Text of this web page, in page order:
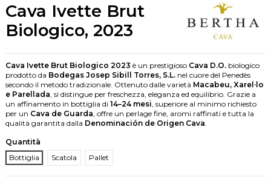
Cava Ivette Brut
Biologico, 2023
Cava Ivette Brut Biologico 2023 è un prestigioso Cava D.O. biologico
prodotto da Bodegas Josep Sibill Torres, S.L. nel cuore del Penedès
secondo il metodo tradizionale. Ottenuto dalle varietà Macabeu, Xarel·lo
e Parellada , si distingue per freschezza, eleganza ed equilibrio. Grazie a
un affinamento in bottiglia di 14–24 mesi , superiore al minimo richiesto
per un Cava de Guarda , offre un perlage fine, aromi raffinati e tutta la
qualità garantita dalla Denominación de Origen Cava
Quantità
Bottiglia
Scatola Pallet